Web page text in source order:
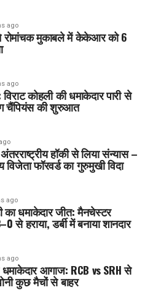
ago
रोमांचक मुकाबले में केकेआर को 6
ago
कोहली की धमाकेदार पारी से
चैंपियंस की शुरुआत
हॉकी से लिया संन्यास –
फॉरवर्ड का गुरुमुखी विदा
ago
का धमाकेदार जीत: मैनचेस्टर
से हराया, डर्बी में बनाया शानदार
ago
आगाज: RCB vs SRH से
कुछ मैचों से बाहर